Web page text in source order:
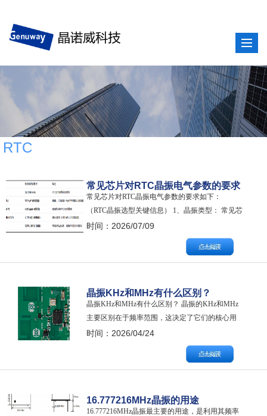
RTC
常见芯片对RTC晶振电气参数的要求
常见芯片对RTC晶振电气参数的要求如下：
（RTC晶振选型关键信息） 1、晶振类型： 常见芯
片设计使用两路独立的晶体振荡器。其中，RTC时
钟必须使用32.768kHz的无源晶体。这是低功耗定
时和休眠唤醒的时钟源。 2、关键负载电容
（CL）： 这是选型最重要的参数。根据常见芯片
时间：2026/07/09
晶振KHz和MHz有什么区别？
晶振KHz和MHz有什么区别？ 晶振的KHz和MHz
主要区别在于频率范围，这决定了它们的核心用
途、电路特性以及物理结构。 简单来说：KHz晶
振负责“计时”，MHz晶振负责“高速运行”。换句话
说，如果你需要计时、低功耗唤醒，选KHz；如
果你需要MCU高速运行、通信数据处理，选
时间：2026/04/24
16.777216MHz晶振的用途
16.777216MHz晶振最主要的用途，是利用其频率